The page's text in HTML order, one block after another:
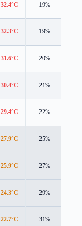
32.4°C 19%
32.3°C 19%
31.6°C 20%
30.4°C 21%
29.4°C 22%
27.9°C 25%
25.9°C 27%
24.3°C 29%
22.7°C 31%